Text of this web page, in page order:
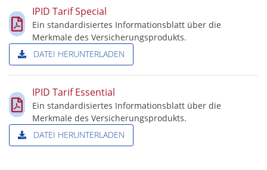
IPID Tarif Special
Ein standardisiertes Informationsblatt über die
Merkmale des Versicherungsprodukts.
DATEI HERUNTERLADEN
IPID Tarif Essential
Ein standardisiertes Informationsblatt über die
Merkmale des Versicherungsprodukts.
DATEI HERUNTERLADEN